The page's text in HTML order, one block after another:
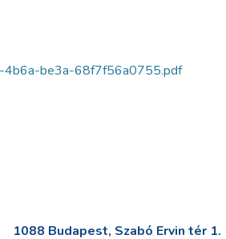
be3a-68f7f56a0755.pdf
1088 Budapest, Szabó Ervin tér 1.